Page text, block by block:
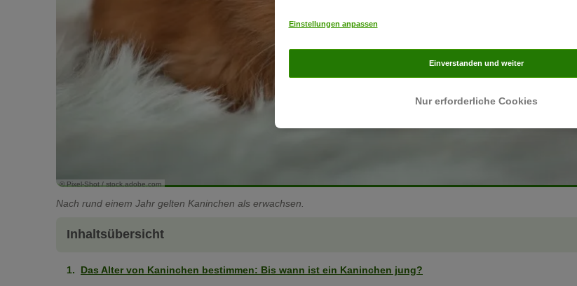
© Pixel-Shot / stock.adobe.com
Nach rund einem Jahr gelten Kaninchen als erwachsen.
Inhaltsübersicht
Das Alter von Kaninchen bestimmen: Bis wann ist ein Kaninchen jung?
Einstellungen anpassen
Nur erforderliche Cookies
Einverstanden und weiter